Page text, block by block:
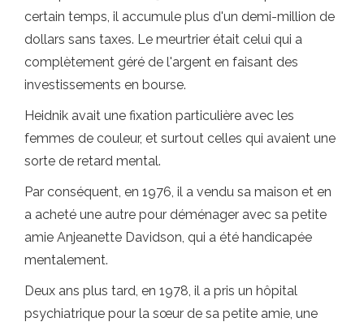
certain temps, il accumule plus d'un demi-million de
dollars sans taxes. Le meurtrier était celui qui a
complètement géré de l'argent en faisant des
investissements en bourse.
Heidnik avait une fixation particulière avec les
femmes de couleur, et surtout celles qui avaient une
sorte de retard mental.
Par conséquent, en 1976, il a vendu sa maison et en
a acheté une autre pour déménager avec sa petite
amie Anjeanette Davidson, qui a été handicapée
mentalement.
Deux ans plus tard, en 1978, il a pris un hôpital
psychiatrique pour la sœur de sa petite amie, une